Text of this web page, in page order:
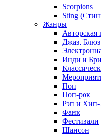
Scorpions
Sting
Жанры
Авторская
Джаз,
Инди и
Поп
Поп-рок
Рэп и
Фанк
Фестивали
Шансон